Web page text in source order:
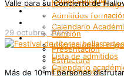
Inscripciones
Admitidos
Calendario
Bienestar
Presentación
Estructura
Enrutemonos
Grupos Artísticos
Registro
Función
Inscripciones
Lista de admitidos
Calendario
Valle para su Concierto de
29 octubre, 2024
Más de 10 mil personas